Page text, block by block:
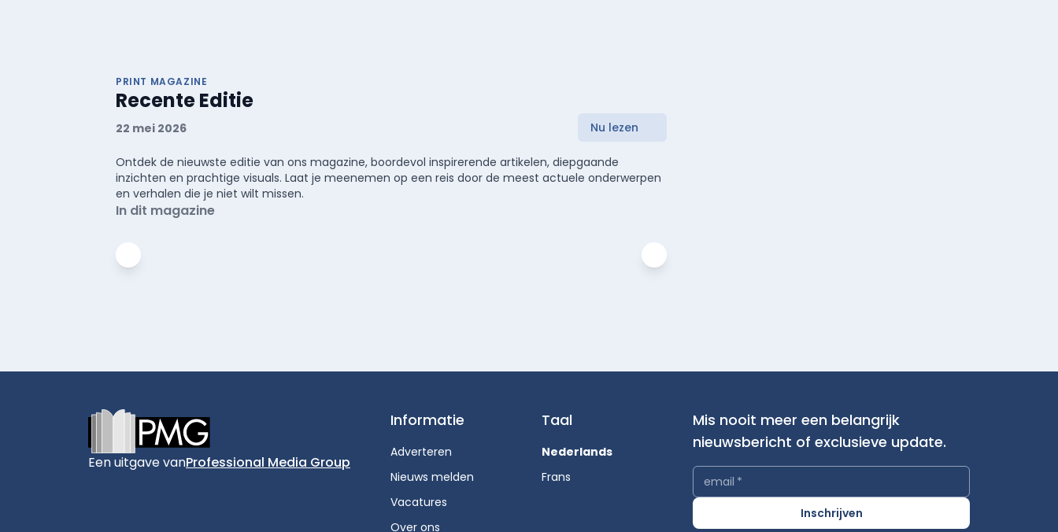
PRINT MAGAZINE
Recente Editie
22 mei 2026 Nu lezen
Ontdek de nieuwste editie van ons magazine, boordevol inspirerende artikelen, diepgaande
inzichten en prachtige visuals. Laat je meenemen op een reis door de meest actuele onderwerpen
en verhalen die je niet wilt missen.
In dit magazine
Een uitgave vanProfessional Media Group
Informatie
Adverteren
Nieuws melden
Vacatures
Over ons
Taal
Nederlands
Frans
Mis nooit meer een belangrijk
nieuwsbericht of exclusieve update.
email *
Inschrijven